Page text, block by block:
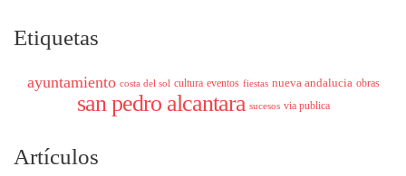
Etiquetas
ayuntamiento costa del sol cultura eventos fiestas nueva andalucia obras
san pedro alcantara sucesos via publica
Artículos